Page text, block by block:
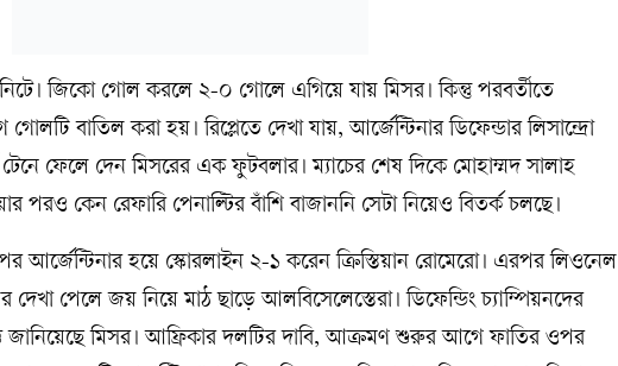
জিকো গোল করলে ২-০ গোলে এগিয়ে যায় মিসর। কিন্তু পরবর্তীতে
বাতিল করা হয়। রিপ্লেতে দেখা যায়, আর্জেন্টিনার ডিফেন্ডার লিসান্দ্রো
টেনে ফেলে দেন মিসরের এক ফুটবলার। ম্যাচের শেষ দিকে মোহাম্মদ সালাহ
পরও কেন রেফারি পেনাল্টির বাঁশি বাজাননি সেটা নিয়েও বিতর্ক চলছে।
পর আর্জেন্টিনার হয়ে স্কোরলাইন ২-১ করেন ক্রিস্তিয়ান রোমেরো। এরপর লিওনেল
দেখা পেলে জয় নিয়ে মাঠ ছাড়ে আলবিসেলেস্তেরা। ডিফেন্ডিং চ্যাম্পিয়নদের
মিসর। আফ্রিকার দলটির দাবি, আক্রমণ শুরুর আগে ফাতির ওপর